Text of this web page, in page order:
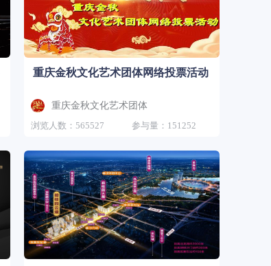
重庆金秋文化艺术团体网络投票活动
重庆金秋文化艺术团体
浏览人数：565527
参与量：151252